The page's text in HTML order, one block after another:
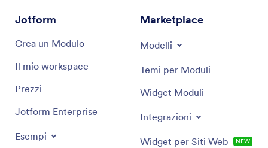
Jotform
Crea un Modulo
Il mio workspace
Prezzi
Jotform Enterprise
Esempi
Marketplace
Modelli
Temi per Moduli
Widget Moduli
Integrazioni
Widget per Siti Web NEW